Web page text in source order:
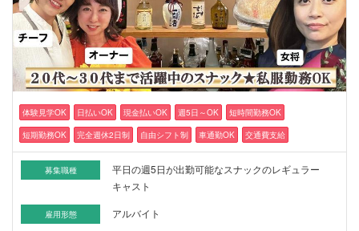
体験見学OK 日払いOK 現金払いOK 週5日～OK
短時間勤務OK
短期勤務OK
完全週休2日制 自由シフト制 車通勤OK 交通費支給
募集職種
平日の週5日が出勤可能なスナックのレギュラー
キャスト
雇用形態 アルバイト